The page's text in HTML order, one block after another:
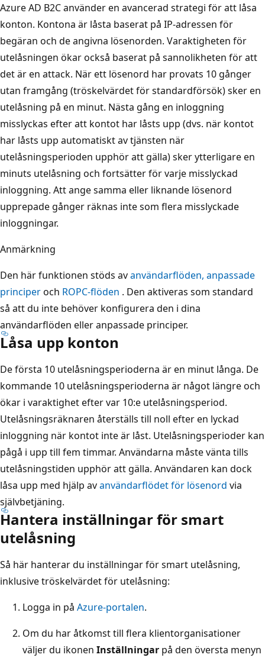
Azure AD B2C använder en avancerad strategi för att låsa
konton. Kontona är låsta baserat på IP-adressen för
begäran och de angivna lösenorden. Varaktigheten för
utelåsningen ökar också baserat på sannolikheten för att
det är en attack. När ett lösenord har provats 10 gånger
utan framgång (tröskelvärdet för standardförsök) sker en
utelåsning på en minut. Nästa gång en inloggning
misslyckas efter att kontot har låsts upp (dvs. när kontot
har låsts upp automatiskt av tjänsten när
utelåsningsperioden upphör att gälla) sker ytterligare en
minuts utelåsning och fortsätter för varje misslyckad
inloggning. Att ange samma eller liknande lösenord
upprepade gånger räknas inte som flera misslyckade
inloggningar.
Anmärkning
Den här funktionen stöds avanvändarflöden, anpassade
principeroch ROPC-flöden . Den aktiveras som standard
så att du inte behöver konfigurera den i dina
användarflöden eller anpassade principer.
Låsa upp konton
De första 10 utelåsningsperioderna är en minut långa. De
kommande 10 utelåsningsperioderna är något längre och
ökar i varaktighet efter var 10:e utelåsningsperiod.
Utelåsningsräknaren återställs till noll efter en lyckad
inloggning när kontot inte är låst. Utelåsningsperioder kan
pågå i upp till fem timmar. Användarna måste vänta tills
utelåsningstiden upphör att gälla. Användaren kan dock
låsa upp med hjälp avanvändarflödet för lösenord via
självbetjäning.
Hantera inställningar för smart
utelåsning
Så här hanterar du inställningar för smart utelåsning,
inklusive tröskelvärdet för utelåsning:
Logga in på Azure-portalen.
Om du har åtkomst till flera klientorganisationer
väljer du ikonen Inställningar på den översta menyn